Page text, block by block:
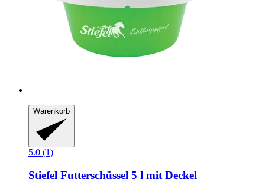
Warenkorb
5.0 (1)
Stiefel Futterschüssel 5 l mit Deckel